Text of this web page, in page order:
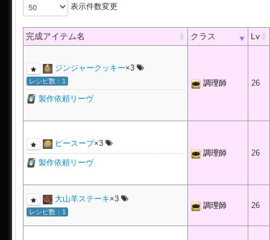
表示件数変更
完成アイテム名 クラス Lv
ジンジャークッキー×3
レシピ数：1
製作依頼リーヴ
調理師 26
ピースープ×3
製作依頼リーヴ
調理師 26
大山羊ステーキ×3
レシピ数：1
調理師 26